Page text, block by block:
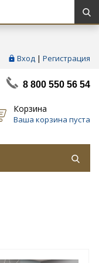
Вход | Регистрация
8 800 550 56 54
Корзина
Ваша корзина пуста